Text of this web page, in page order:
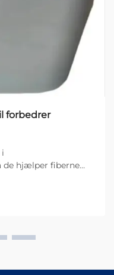
forbedrer
de hjælper fiberne
Spinning Oil